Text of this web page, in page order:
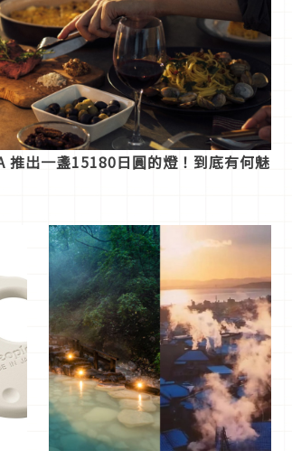
推出一盞15180日圓的燈！到底有何魅